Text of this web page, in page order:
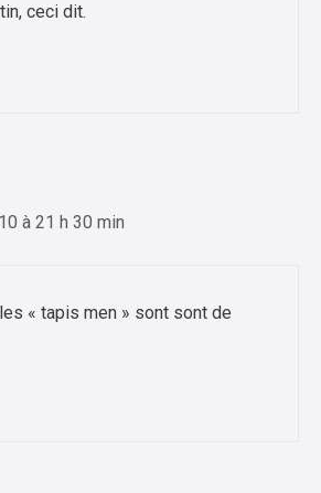
ceci dit.
à 21 h 30 min
« tapis men » sont sont de